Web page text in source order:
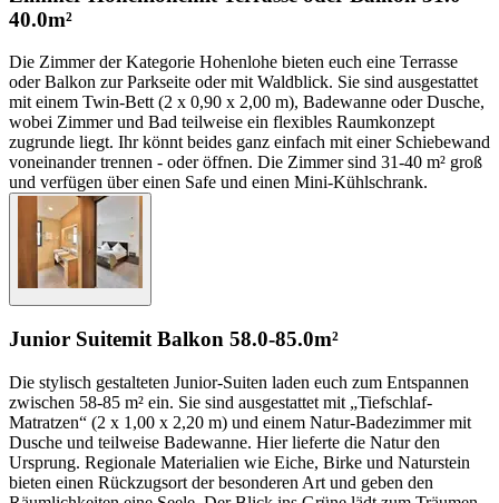
40.0m²
Die Zimmer der Kategorie Hohenlohe bieten euch eine Terrasse
oder Balkon zur Parkseite oder mit Waldblick. Sie sind ausgestattet
mit einem Twin-Bett (2 x 0,90 x 2,00 m), Badewanne oder Dusche,
wobei Zimmer und Bad teilweise ein flexibles Raumkonzept
zugrunde liegt. Ihr könnt beides ganz einfach mit einer Schiebewand
voneinander trennen - oder öffnen. Die Zimmer sind 31-40 m² groß
und verfügen über einen Safe und einen Mini-Kühlschrank.
Junior Suitemit Balkon 58.0-85.0m²
Die stylisch gestalteten Junior-Suiten laden euch zum Entspannen
zwischen 58-85 m² ein. Sie sind ausgestattet mit „Tiefschlaf-
Matratzen“ (2 x 1,00 x 2,20 m) und einem Natur-Badezimmer mit
Dusche und teilweise Badewanne. Hier lieferte die Natur den
Ursprung. Regionale Materialien wie Eiche, Birke und Naturstein
bieten einen Rückzugsort der besonderen Art und geben den